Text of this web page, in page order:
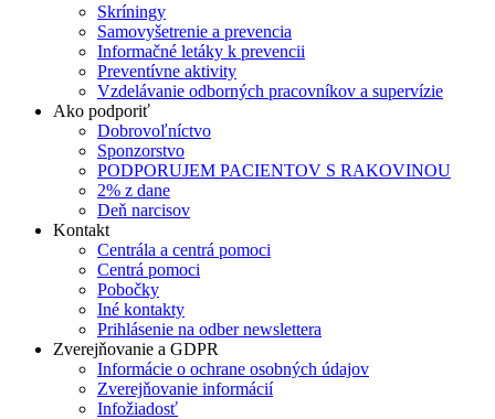
Skríningy
Samovyšetrenie a prevencia
Informačné letáky k prevencii
Preventívne aktivity
Vzdelávanie odborných pracovníkov a supervízie
Ako podporiť
Dobrovoľníctvo
Sponzorstvo
PODPORUJEM PACIENTOV S RAKOVINOU
2% z dane
Deň narcisov
Kontakt
Centrála a centrá pomoci
Centrá pomoci
Pobočky
Iné kontakty
Prihlásenie na odber newslettera
Zverejňovanie a GDPR
Informácie o ochrane osobných údajov
Zverejňovanie informácií
Infožiadosť